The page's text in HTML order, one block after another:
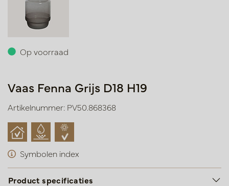
Op voorraad
Vaas Fenna Grijs D18 H19
Artikelnummer: PV50.868368
Symbolen index
Product specificaties